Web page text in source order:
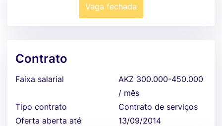
Vaga fechada
Contrato
Faixa salarial
AKZ 300.000-450.000
/ mês
Tipo contrato
Contrato de serviços
Oferta aberta até
13/09/2014